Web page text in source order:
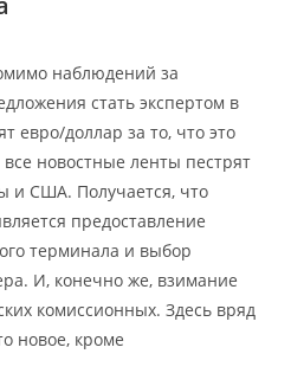
наблюдений за
стать экспертом в
евро/доллар за то, что это
новостные ленты пестрят
и США. Получается, что
предоставление
терминала и выбор
И, конечно же, взимание
комиссионных. Здесь вряд
новое, кроме